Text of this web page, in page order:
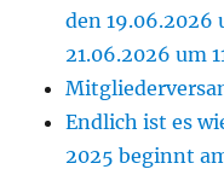
den 19.06.2026
21.06.2026 um
Endlich ist es
2025 beginnt